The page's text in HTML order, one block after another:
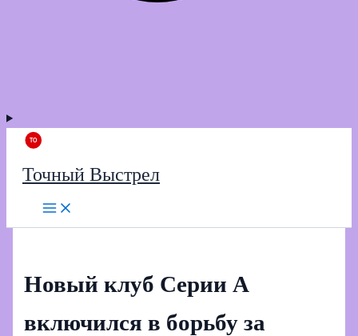
Точный Выстрел
Новый клуб Серии А
включился в борьбу за